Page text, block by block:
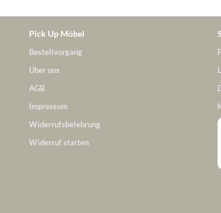
Pick Up Möbel
Bestellvorgang
Über uns
AGB
Impressum
Widerrufsbelehrung
Widerruf starten